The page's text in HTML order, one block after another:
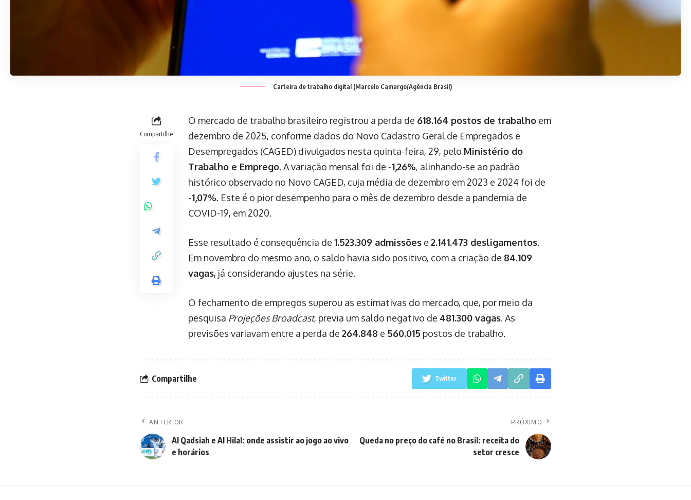
Carteira de trabalho digital (Marcelo Camargo/Agência Brasil)
Compartilhe
O mercado de trabalho brasileiro registrou a perda de 618.164 postos de trabalho em
dezembro de 2025, conforme dados do Novo Cadastro Geral de Empregados e
Desempregados (CAGED) divulgados nesta quinta-feira, 29, pelo Ministério do
Trabalho e Emprego. A variação mensal foi de -1,26%, alinhando-se ao padrão
histórico observado no Novo CAGED, cuja média de dezembro em 2023 e 2024 foi de
-1,07%. Este é o pior desempenho para o mês de dezembro desde a pandemia de
COVID-19, em 2020.
Esse resultado é consequência de 1.523.309 admissões e 2.141.473 desligamentos.
Em novembro do mesmo ano, o saldo havia sido positivo, com a criação de 84.109
vagas, já considerando ajustes na série.
O fechamento de empregos superou as estimativas do mercado, que, por meio da
pesquisa Projeções Broadcast, previa um saldo negativo de 481.300 vagas. As
previsões variavam entre a perda de 264.848 e 560.015 postos de trabalho.
Compartilhe Twitter
ANTERIOR
Al Qadsiah e Al Hilal: onde assistir ao jogo ao vivo
e horários
PRÓXIMO
Queda no preço do café no Brasil: receita do
setor cresce